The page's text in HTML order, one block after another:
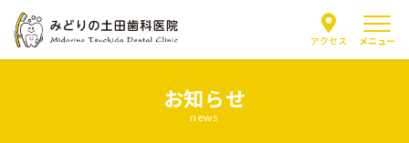
アクセス メニュー
お知らせ
news